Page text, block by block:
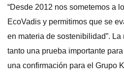
“Desde 2012 nos sometemos a
EcoVadis y permitimos que se
en materia de sostenibilidad”.
tanto una prueba importante
una confirmación para el Grupo